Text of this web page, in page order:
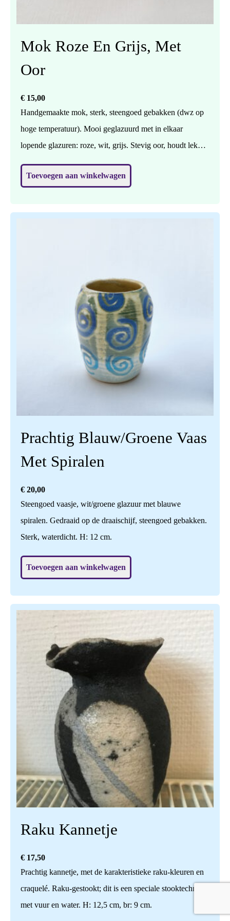
Mok Roze En Grijs, Met
Oor
€ 15,00
Handgemaakte mok, sterk, steengoed gebakken (dwz op
hoge temperatuur). Mooi geglazuurd met in elkaar
lopende glazuren: roze, wit, grijs. Stevig oor, houdt lekker
doorsnede (in het midden) 9 cm.
Toevoegen aan winkelwagen
Prachtig Blauw/groene Vaas
Met Spiralen
€ 20,00
Steengoed vaasje, wit/groene glazuur met blauwe
spiralen. Gedraaid op de draaischijf, steengoed gebakken.
Sterk, waterdicht. H: 12 cm.
Toevoegen aan winkelwagen
Raku Kannetje
€ 17,50
Prachtig kannetje, met de karakteristieke raku-kleuren en
craquelé. Raku-gestookt; dit is een speciale stooktechniek
met vuur en water. H: 12,5 cm, br: 9 cm.